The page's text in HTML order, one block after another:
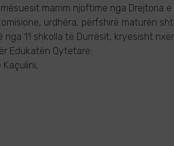
marrim njoftime nga Drejtoria
urdhëra, përfshirë maturën
nga 11 shkolla të Durrësit, kryesisht
Edukatën Qytetare: